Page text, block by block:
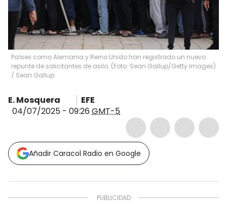
Países como Alemania y Reino Unido han registrado un nuevo
repunte de solicitantes de asilo. (Foto: Sean Gallup/Getty Images)
/ Sean Gallup
E. Mosquera
EFE
04/07/2025 - 09:26 GMT-5
Añadir Caracol Radio en Google